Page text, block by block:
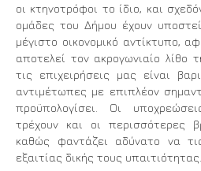
οι κτηνοτρόφοι το ίδιο, και
ομάδες του Δήμου έχουν
μέγιστο οικονομικό αντίκτυπο,
αποτελεί τον ακρογωνιαίο λίθο
τις επιχειρήσεις μας είναι
αντιμέτωπες με επιπλέον
προϋπολογίσει. Οι
τρέχουν και οι περισσότερες
καθώς φαντάζει αδύνατο να
εξαιτίας δικής τους υπαιτιότητας.